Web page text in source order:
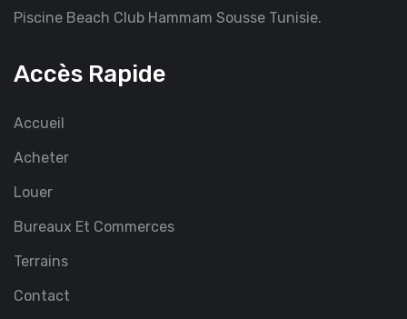
Piscine Beach Club Hammam Sousse Tunisie.
Accès Rapide
Accueil
Acheter
Louer
Bureaux Et Commerces
Terrains
Contact